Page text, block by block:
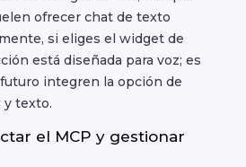
ofrecer chat de texto
si eliges el widget de
está diseñada para voz; es
integren la opción de
texto.
el MCP y gestionar